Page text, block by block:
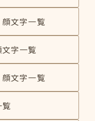
文字一覧
字一覧
文字一覧